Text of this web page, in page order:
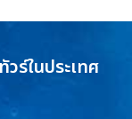
ร์ในประเทศ